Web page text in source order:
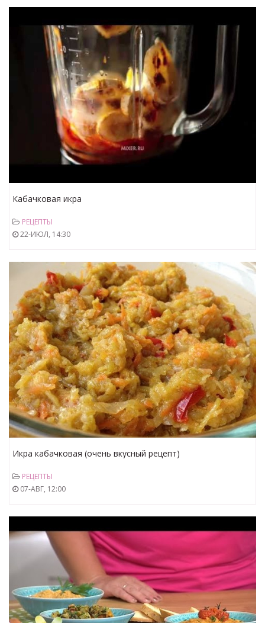
Кабачковая икра
РЕЦЕПТЫ
22-ИЮЛ, 14:30
Икра кабачковая (очень вкусный рецепт)
РЕЦЕПТЫ
07-АВГ, 12:00